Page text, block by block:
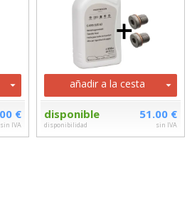
€
sin IVA
añadir a la cesta
disponible
disponibilidad
51.00 €
sin IVA